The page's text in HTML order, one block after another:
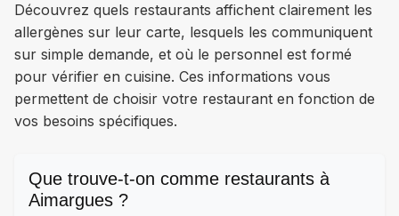
Découvrez quels restaurants affichent clairement les
allergènes sur leur carte, lesquels les communiquent
sur simple demande, et où le personnel est formé
pour vérifier en cuisine. Ces informations vous
permettent de choisir votre restaurant en fonction de
vos besoins spécifiques.
Que trouve-t-on comme restaurants à
Aimargues ?